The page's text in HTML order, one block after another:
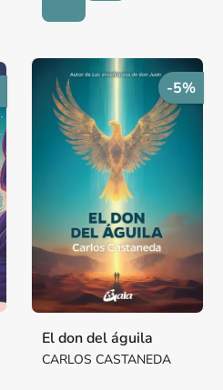
-5%
El don del águila
CARLOS CASTANEDA